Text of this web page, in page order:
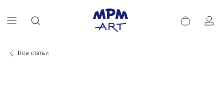
Все статьи